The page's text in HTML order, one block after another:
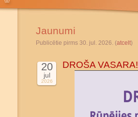
Jaunumi
Publicētie pirms 30. jul. 2026. (atcelt)
20
jul
2026
DROŠA VASARA!